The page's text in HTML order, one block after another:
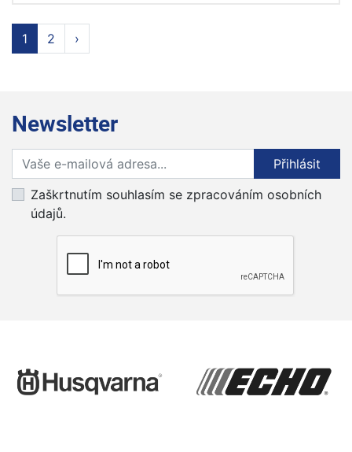
1 2 ›
Newsletter
Přihlaste se k odběru novinek
Přihlásit
Zaškrtnutím souhlasím se zpracováním osobních
údajů.